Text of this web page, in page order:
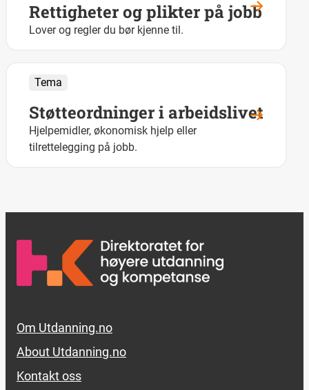
Rettigheter og plikter på jobb
Lover og regler du bør kjenne til.
Tema
Støtteordninger i arbeidslivet
Hjelpemidler, økonomisk hjelp eller
tilrettelegging på jobb.
Footer links
Om Utdanning.no
About Utdanning.no
Kontakt oss